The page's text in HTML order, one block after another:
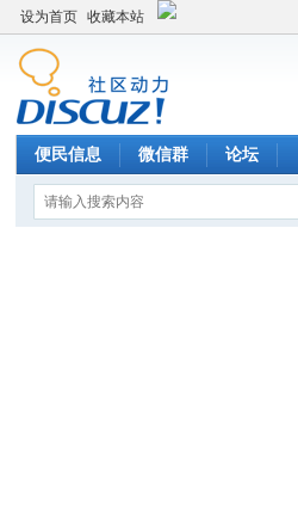
设为首页 收藏本站
便民信息 微信群 论坛